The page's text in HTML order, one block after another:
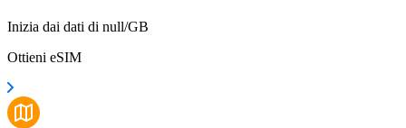
Inizia dai dati di null/GB
Ottieni eSIM